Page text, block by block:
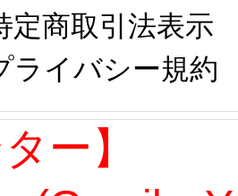
定商取引法表示
ライバシー規約
ー】